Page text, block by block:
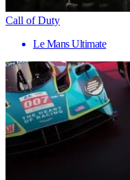
Call of Duty
Le Mans Ultimate